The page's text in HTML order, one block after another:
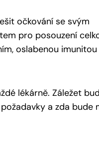
očkování se svým
pro posouzení
oslabenou
lékárně. Záležet
a zda bude